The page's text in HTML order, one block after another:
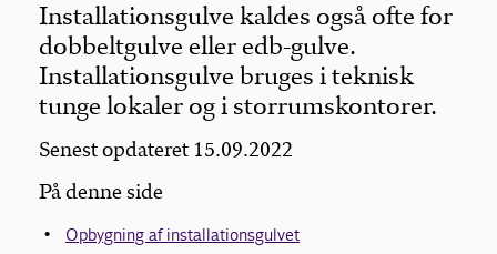
GVK
For medlemmer
Find medlemmer
Om Gulvbranchen
Installationsgulve kaldes også ofte for
dobbeltgulve eller edb-gulve.
Installationsgulve bruges i teknisk
tunge lokaler og i storrumskontorer.
Senest opdateret 15.09.2022
På denne side
Opbygning af installationsgulvet